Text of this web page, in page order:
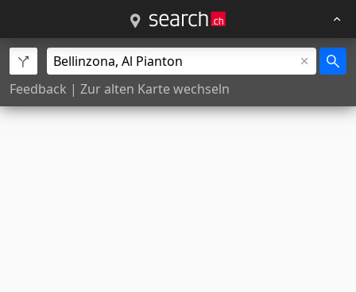
Feedback | Zur alten Karte wechseln